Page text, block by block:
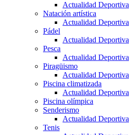
Actualidad Deportiva
Natación artística
Actualidad Deportiva
Pádel
Actualidad Deportiva
Pesca
Actualidad Deportiva
Piragüismo
Actualidad Deportiva
Piscina climatizada
Actualidad Deportiva
Piscina olímpica
Senderismo
Actualidad Deportiva
Tenis